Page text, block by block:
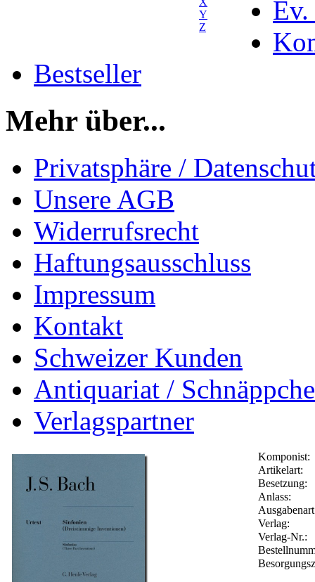
Y
Z
Ev.
Bestseller
Mehr über...
Privatsphäre /
Unsere AGB
Widerrufsrecht
Haftungsausschluss
Impressum
Kontakt
Schweizer Kunden
Antiquariat /
Verlagspartner
Komponist:
Artikelart:
Besetzung:
Anlass:
Verlag:
Verlag-Nr.: